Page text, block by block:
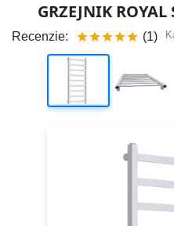
GRZEJNIK
Recenzie:  (1)